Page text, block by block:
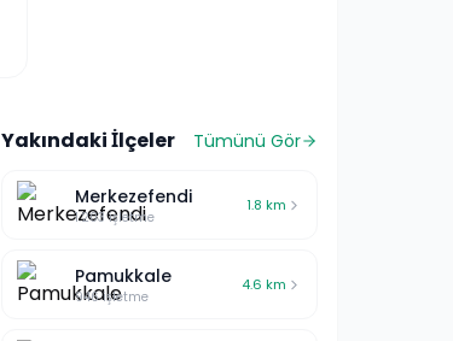
Yakındaki İlçeler Tümünü Gör
Merkezefendi
1.203işletme
1.8 km
Pamukkale
946işletme
4.6 km